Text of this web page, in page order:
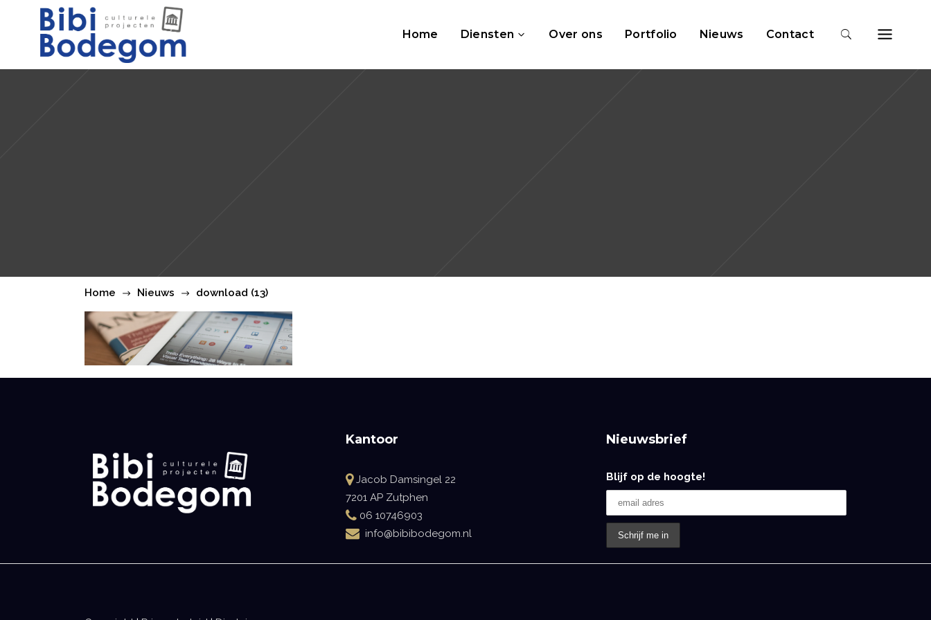
Home Diensten Over ons Portfolio Nieuws Contact
Home Nieuws download (13)
Kantoor
Jacob Damsingel 22
7201 AP Zutphen
06 10746903
info@bibibodegom.nl
Nieuwsbrief
Blijf op de hoogte!